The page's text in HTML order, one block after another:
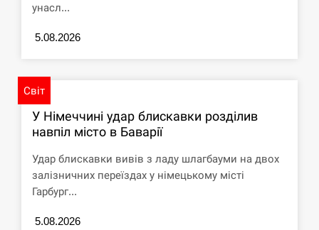
унасл...
5.08.2026
Світ
У Німеччині удар блискавки розділив
навпіл місто в Баварії
Удар блискавки вивів з ладу шлагбауми на двох
залізничних переїздах у німецькому місті
Гарбург...
5.08.2026